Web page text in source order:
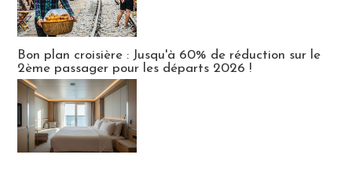
Bon plan croisière : Jusqu'à 60% de réduction sur le
2ème passager pour les départs 2026 !